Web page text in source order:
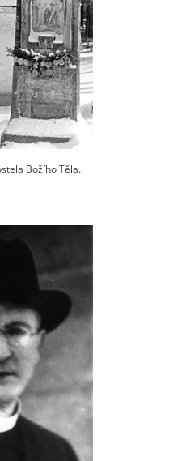
Božího Těla.